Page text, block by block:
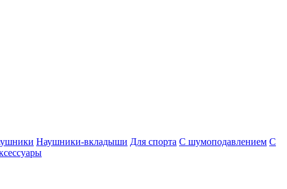
Наушники-вкладыши Для спорта С шумоподавлением С